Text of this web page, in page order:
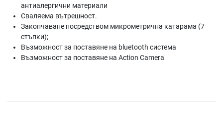
антиалергични материали
Сваляема вътрешност.
Закопчаване посредством микрометрична катарама (7
стъпки);
Възможност за поставяне на bluetooth система
Възможност за поставяне на Action Camera